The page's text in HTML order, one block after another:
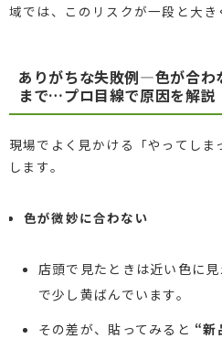
域では、このリスクが一段と大き
ありがちな失敗例―色が合わ
まで…プロ目線で原因を解説
現場でよく見かける「やってし
します。
色が微妙に合わない
店頭で見たときは近い色に
で少し黄ばんでいます。
その差が、貼ってみると “新